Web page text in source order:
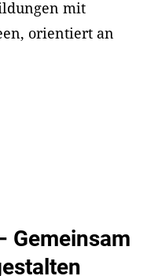
mit
orientiert an
Gemeinsam